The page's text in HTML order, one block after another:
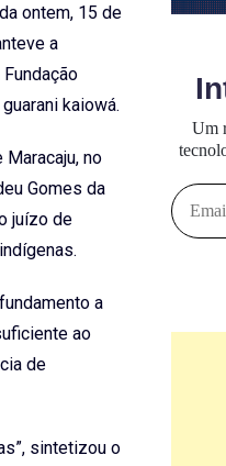
ontem, 15 de
a
kaiowá.
no
Gomes da
juízo de
a
ao
de
sintetizou o